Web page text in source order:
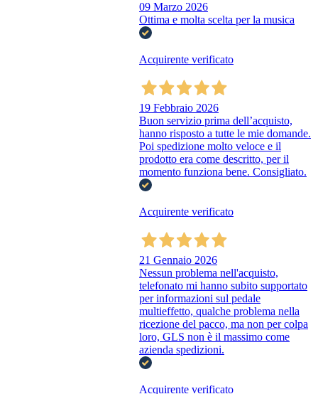
09 Marzo 2026
Ottima e molta scelta per la musica
Acquirente verificato
19 Febbraio 2026
Buon servizio prima dell’acquisto,
hanno risposto a tutte le mie domande.
Poi spedizione molto veloce e il
prodotto era come descritto, per il
momento funziona bene. Consigliato.
Acquirente verificato
21 Gennaio 2026
Nessun problema nell'acquisto,
telefonato mi hanno subito supportato
per informazioni sul pedale
multieffetto, qualche problema nella
ricezione del pacco, ma non per colpa
loro, GLS non è il massimo come
azienda spedizioni.
Acquirente verificato